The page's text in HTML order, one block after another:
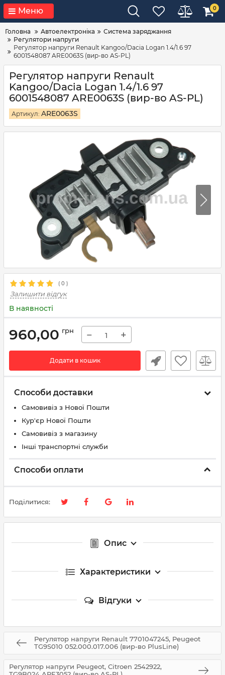
Меню 0
Головна Автоелектроніка
Система заряджання
Регулятори напруги
Регулятор напруги Renault Kangoo/Dacia Logan 1.4/1.6 97
6001548087 ARE0063S (вир-во AS-PL)
Регулятор напруги Renault
Kangoo/Dacia Logan 1.4/1.6 97
6001548087 ARE0063S (вир-во AS-PL)
Артикул: ARE0063S
( 0 )
Залишити відгук
В наявності
960,00 грн − +
Додати в кошик
Способи доставки
Самовивіз з Нової Пошти
Кур'єр Нової Пошти
Самовивіз з магазину
Інші транспортні служби
Способи оплати
Поділитися:
Опис
Характеристики
Відгуки
Регулятор напруги Renault 7701047245, Peugeot
TG9S010 052.000.017.006 (вир-во PlusLine)
Регулятор напруги Peugeot, Citroen 2542922,